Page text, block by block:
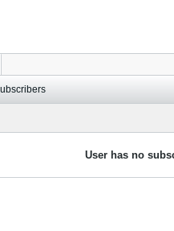
User has no